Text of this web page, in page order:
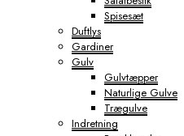
Spisesæt
Duftlys
Gardiner
Gulv
Gulvtæpper
Naturlige Gulve
Trægulve
Indretning